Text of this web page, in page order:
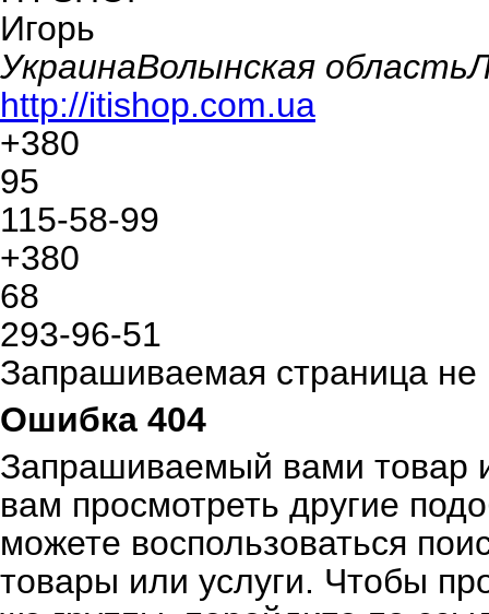
Игорь
УкраинаВолынская область
http://itishop.com.ua
+380
95
115-58-99
+380
68
293-96-51
Запрашиваемая страница не
Ошибка 404
Запрашиваемый вами товар
вам просмотреть другие
можете воспользоваться
товары или услуги. Чтобы